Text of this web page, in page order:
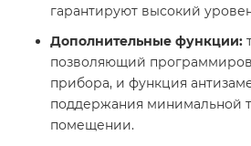
гарантируют высокий
Дополнительные функции:
позволяющий
прибора, и функция
поддержания минимальной
помещении.​